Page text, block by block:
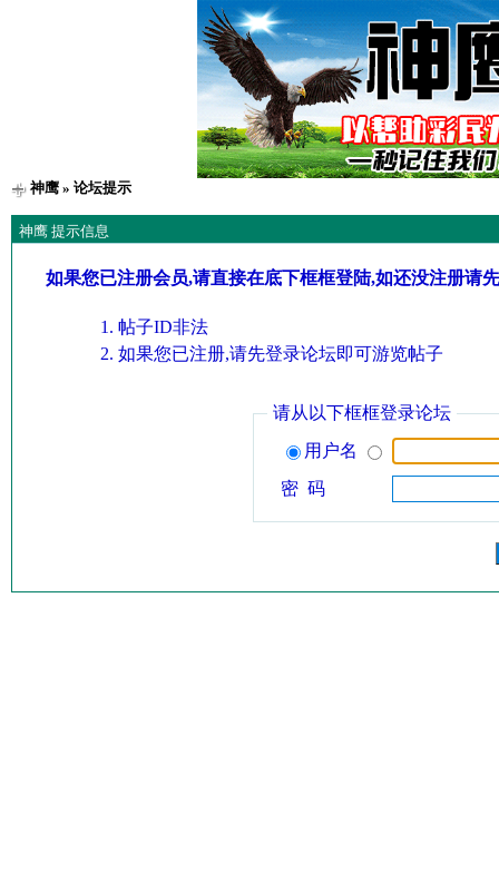
神鹰» 论坛提示
神鹰 提示信息
如果您已注册会员,请直接在底下框框登陆,如还没注册请
帖子ID非法
如果您已注册,请先登录论坛即可游览帖子
请从以下框框登录论坛
用户名
密 码